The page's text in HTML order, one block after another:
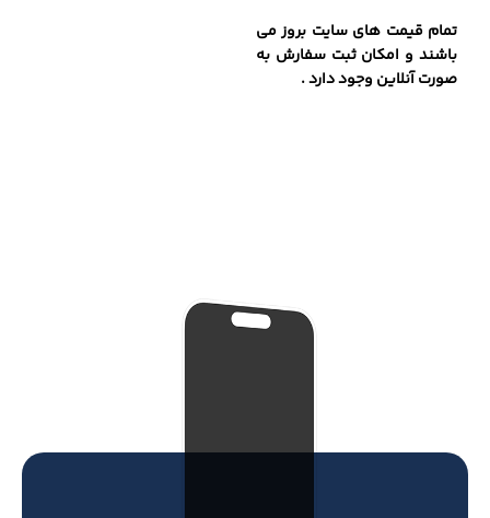
تمام قیمت های سایت بروز می
باشند و امکان ثبت سفارش به
صورت آنلاین وجود دارد .